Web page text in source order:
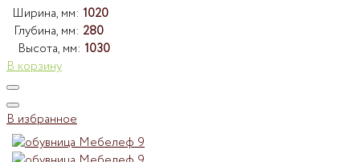
Ширина, мм: 1020
Глубина, мм: 280
Высота, мм: 1030
В корзину
В избранное